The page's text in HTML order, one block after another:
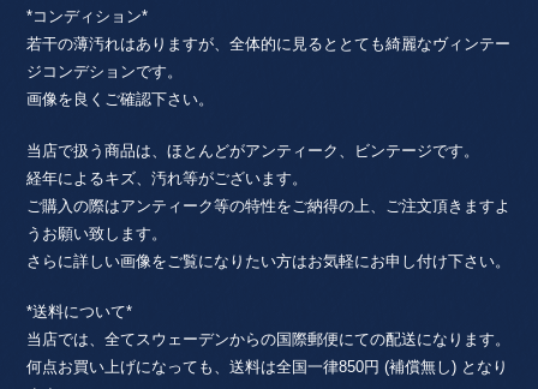
*コンディション*
若干の薄汚れはありますが、全体的に見るととても綺麗なヴィンテー
ジコンデションです。
画像を良くご確認下さい。
当店で扱う商品は、ほとんどがアンティーク、ビンテージです。
経年によるキズ、汚れ等がございます。
ご購入の際はアンティーク等の特性をご納得の上、ご注文頂きますよ
うお願い致します。
さらに詳しい画像をご覧になりたい方はお気軽にお申し付け下さい。
*送料について*
当店では、全てスウェーデンからの国際郵便にての配送になります。
何点お買い上げになっても、送料は全国一律850円 (補償無し) となり